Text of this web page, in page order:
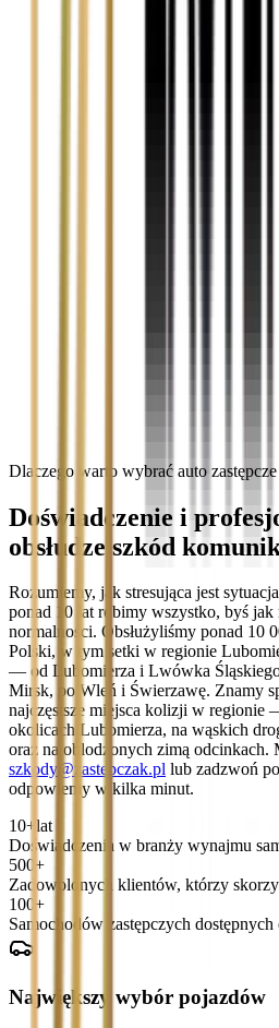
Dlaczego warto wybrać auto
Doświadczenie i
obsłudze szkód
Rozumiemy, jak stresująca jest
ponad 10 lat robimy wszystko, byś jak
normalności. Obsłużyliśmy ponad 10
Polski, w tym setki w regionie
— od Lubomierza i Lwówka
Mirsk, po Wleń i Świerzawę. Znamy
najczęstsze miejsca kolizji w regionie
okolicach Lubomierza, na wąskich
oraz na oblodzonych zimą odcinkach.
szkody@zastepczak.pl lub zadzwoń
odpowiemy w kilka minut.
10+ lat
Doświadczenia w branży wynajmu
500+
Zadowolonych klientów, którzy
100+
Samochodów zastępczych dostępnych
Największy wybór pojazdów